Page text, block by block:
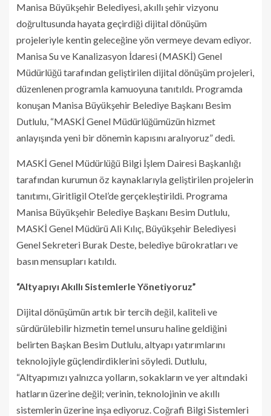
Manisa Büyükşehir Belediyesi, akıllı şehir vizyonu
doğrultusunda hayata geçirdiği dijital dönüşüm
projeleriyle kentin geleceğine yön vermeye devam ediyor.
Manisa Su ve Kanalizasyon İdaresi (MASKİ) Genel
Müdürlüğü tarafından geliştirilen dijital dönüşüm projeleri,
düzenlenen programla kamuoyuna tanıtıldı. Programda
konuşan Manisa Büyükşehir Belediye Başkanı Besim
Dutlulu, “MASKİ Genel Müdürlüğümüzün hizmet
anlayışında yeni bir dönemin kapısını aralıyoruz” dedi.
MASKİ Genel Müdürlüğü Bilgi İşlem Dairesi Başkanlığı
tarafından kurumun öz kaynaklarıyla geliştirilen projelerin
tanıtımı, Giritligil Otel’de gerçekleştirildi. Programa
Manisa Büyükşehir Belediye Başkanı Besim Dutlulu,
MASKİ Genel Müdürü Ali Kılıç, Büyükşehir Belediyesi
Genel Sekreteri Burak Deste, belediye bürokratları ve
basın mensupları katıldı.
“Altyapıyı Akıllı Sistemlerle Yönetiyoruz”
Dijital dönüşümün artık bir tercih değil, kaliteli ve
sürdürülebilir hizmetin temel unsuru haline geldiğini
belirten Başkan Besim Dutlulu, altyapı yatırımlarını
teknolojiyle güçlendirdiklerini söyledi. Dutlulu,
“Altyapımızı yalnızca yolların, sokakların ve yer altındaki
hatların üzerine değil; verinin, teknolojinin ve akıllı
sistemlerin üzerine inşa ediyoruz. Coğrafi Bilgi Sistemleri